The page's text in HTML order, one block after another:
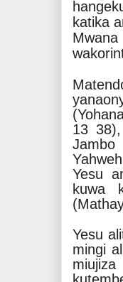
katika
13
Jambo
Yesu
kuwa
Yesu
mingi